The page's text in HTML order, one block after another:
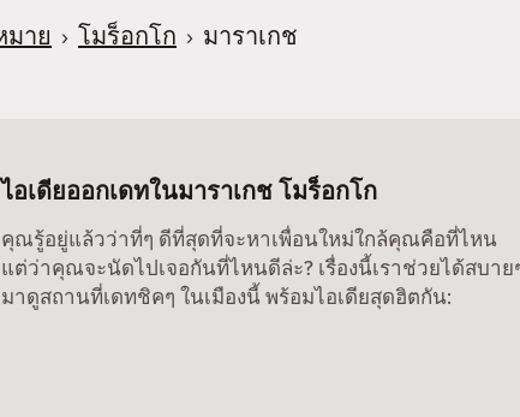
มาย › โมร็อกโก › มาราเกช
ไอเดียออกเดทในมาราเกช โมร็อกโก
คุณรู้อยู่แล้วว่าที่ๆ ดีที่สุดที่จะหาเพื่อนใหม่ใกล้คุณคือที่ไหน
แต่ว่าคุณจะนัดไปเจอกันที่ไหนดีล่ะ? เรื่องนี้เราช่วยได้สบาย
มาดูสถานที่เดทชิคๆ ในเมืองนี้ พร้อมไอเดียสุดฮิตกัน: